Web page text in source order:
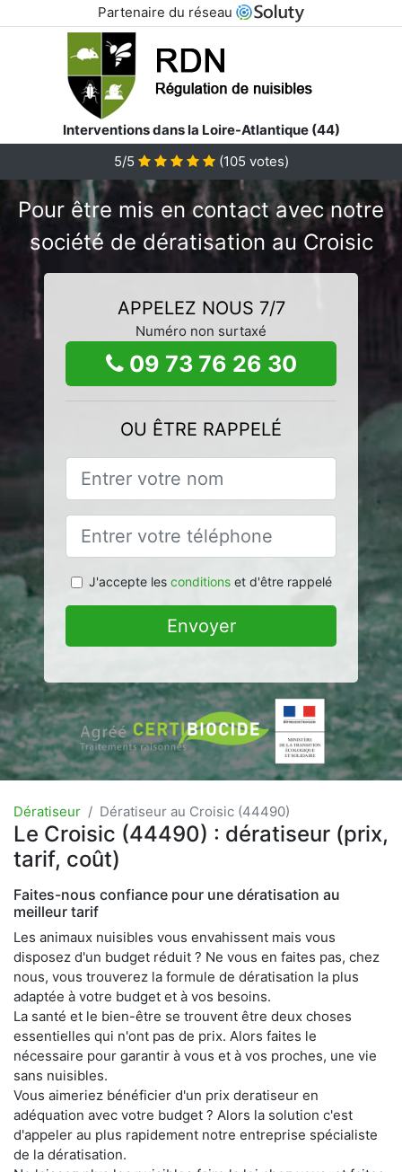
Partenaire du réseau
Interventions dans la Loire-Atlantique (44)
5/5
(105 votes)
Pour être mis en contact avec notre
société de dératisation au Croisic
APPELEZ NOUS 7/7
Numéro non surtaxé
09 73 76 26 30
OU ÊTRE RAPPELÉ
J'accepte les conditionset d'être rappelé
Envoyer
Dératiseur Dératiseur au Croisic (44490)
Le Croisic (44490) : dératiseur (prix,
tarif, coût)
Faites-nous confiance pour une dératisation au
meilleur tarif
Les animaux nuisibles vous envahissent mais vous
disposez d'un budget réduit ? Ne vous en faites pas, chez
nous, vous trouverez la formule de dératisation la plus
adaptée à votre budget et à vos besoins.
La santé et le bien-être se trouvent être deux choses
essentielles qui n'ont pas de prix. Alors faites le
nécessaire pour garantir à vous et à vos proches, une vie
sans nuisibles.
Vous aimeriez bénéficier d'un prix deratiseur en
adéquation avec votre budget ? Alors la solution c'est
d'appeler au plus rapidement notre entreprise spécialiste
de la dératisation.